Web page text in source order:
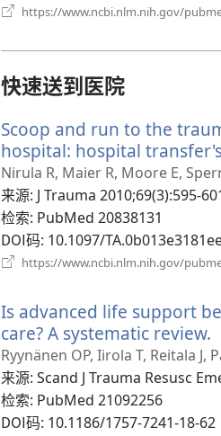
https://www.ncbi.nlm.nih.gov/
快速送到医院
Scoop and run to the
hospital: hospital
Nirula R, Maier R, Moore E,
来源‎: J Trauma 2010;69(3):595-
检索‎: PubMed 20838131
DOI码‎: 10.1097/
https://www.ncbi.nlm.nih.gov/
Is advanced life support
care? A systematic review.
Ryynänen OP, Iirola T, Reitala J,
来源‎: Scand J Trauma Resusc
检索‎: PubMed 21092256
DOI码‎: 10.1186/1757-7241-18-62